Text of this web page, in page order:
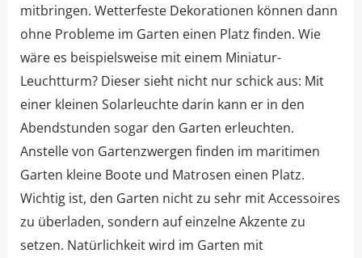
mitbringen. Wetterfeste Dekorationen können dann
ohne Probleme im Garten einen Platz finden. Wie
wäre es beispielsweise mit einem Miniatur-
Leuchtturm? Dieser sieht nicht nur schick aus: Mit
einer kleinen Solarleuchte darin kann er in den
Abendstunden sogar den Garten erleuchten.
Anstelle von Gartenzwergen finden im maritimen
Garten kleine Boote und Matrosen einen Platz.
Wichtig ist, den Garten nicht zu sehr mit Accessoires
zu überladen, sondern auf einzelne Akzente zu
setzen. Natürlichkeit wird im Garten mit